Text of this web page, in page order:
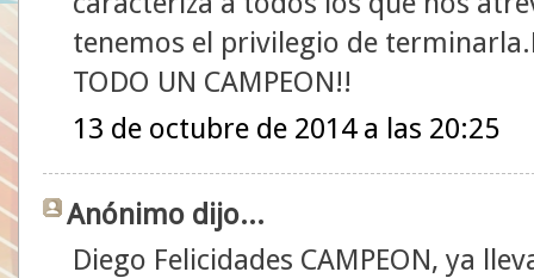
tenemos el privilegio de
TODO UN CAMPEON!!
13 de octubre de 2014 a las 20:25
Anónimo dijo...
Diego Felicidades CAMPEON, ya